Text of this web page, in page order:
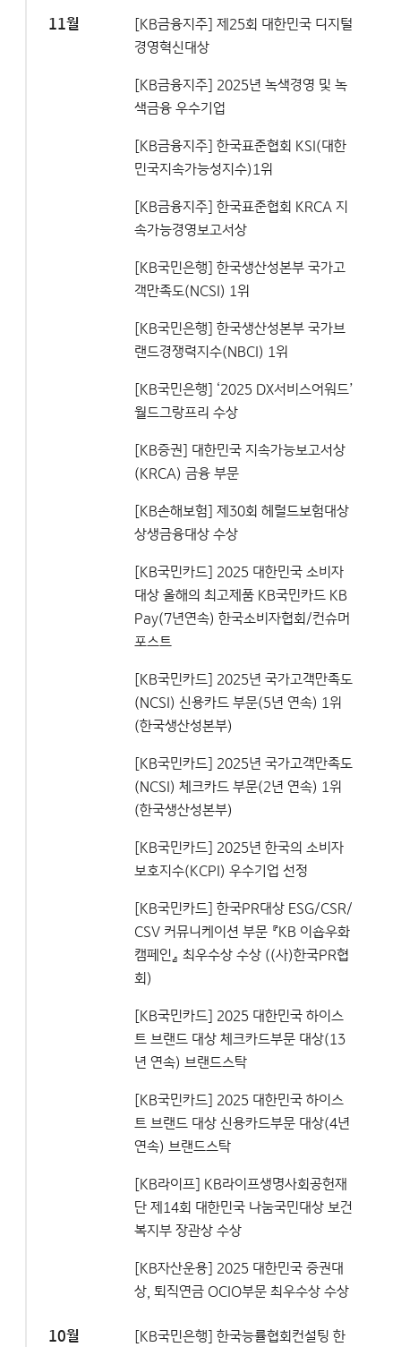
11월
[KB금융지주] 제25회 대한민국 디지털
경영혁신대상
[KB금융지주] 2025년 녹색경영 및 녹
색금융 우수기업
[KB금융지주] 한국표준협회 KSI(대한
민국지속가능성지수)1위
[KB금융지주] 한국표준협회 KRCA 지
속가능경영보고서상
[KB국민은행] 한국생산성본부 국가고
객만족도(NCSI) 1위
[KB국민은행] 한국생산성본부 국가브
랜드경쟁력지수(NBCI) 1위
[KB국민은행] ‘2025 DX서비스어워드’
월드그랑프리 수상
[KB증권] 대한민국 지속가능보고서상
(KRCA) 금융 부문
[KB손해보험] 제30회 헤럴드보험대상
상생금융대상 수상
[KB국민카드] 2025 대한민국 소비자
대상 올해의 최고제품 KB국민카드 KB
Pay(7년연속) 한국소비자협회/컨슈머
포스트
[KB국민카드] 2025년 국가고객만족도
(NCSI) 신용카드 부문(5년 연속) 1위
(한국생산성본부)
[KB국민카드] 2025년 국가고객만족도
(NCSI) 체크카드 부문(2년 연속) 1위
(한국생산성본부)
[KB국민카드] 2025년 한국의 소비자
보호지수(KCPI) 우수기업 선정
[KB국민카드] 한국PR대상 ESG/CSR/
CSV 커뮤니케이션 부문 『KB 이숍우화
캠페인』 최우수상 수상 ((사)한국PR협
회)
[KB국민카드] 2025 대한민국 하이스
트 브랜드 대상 체크카드부문 대상(13
년 연속) 브랜드스탁
[KB국민카드] 2025 대한민국 하이스
트 브랜드 대상 신용카드부문 대상(4년
연속) 브랜드스탁
[KB라이프] KB라이프생명사회공헌재
단 제14회 대한민국 나눔국민대상 보건
복지부 장관상 수상
[KB자산운용] 2025 대한민국 증권대
상, 퇴직연금 OCIO부문 최우수상 수상
10월 [KB국민은행] 한국능률협회컨설팅 한